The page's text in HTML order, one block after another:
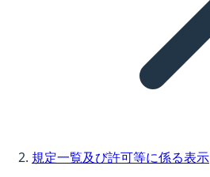
規定一覧及び許可等に係る表示